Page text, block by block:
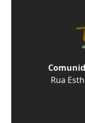
Rua